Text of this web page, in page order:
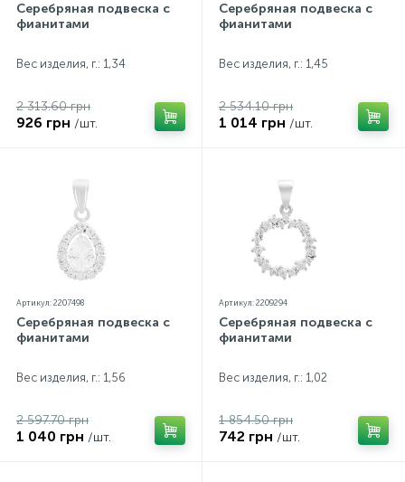
Серебряная подвеска с
фианитами
Вес изделия, г.: 1,34
2 313.60 грн
926 грн /шт.
Серебряная подвеска с
фианитами
Вес изделия, г.: 1,45
2 534.10 грн
1 014 грн /шт.
Артикул: 2207498
Серебряная подвеска с
фианитами
Вес изделия, г.: 1,56
2 597.70 грн
1 040 грн /шт.
Артикул: 2209294
Серебряная подвеска с
фианитами
Вес изделия, г.: 1,02
1 854.50 грн
742 грн /шт.